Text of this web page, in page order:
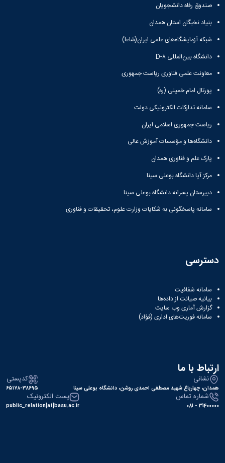
صندوق رفاه دانشجویان
بنیاد نخبگان استان همدان
شبکه آزمایشگاه‌های علمی ایران(شاعا)
دانشگاه بین‌المللی D-۸
معاونت علمی فناوری ریاست جمهوری
پورتال امام خمینی (ره)
سامانه تدارکات الکترونیکی دولت
ریاست جمهوری اسلامی ایران
دانشگاه‌ها و مؤسسات آموزش عالی
پارک علم و فناوری همدان
مرکز آپا دانشگاه بوعلی سینا
دبیرستان پسرانه دانشگاه بوعلی سینا
سامانه پاسخگوئی به شکایات وزارت علوم، تحقیقات و فناوری
دسترسی
سامانه شفافیت
بیانیه صیانت از داده‌ها
گزارش آماری وب‌ سایت
سامانه فوریت‌های اداری (فؤاد)
ارتباط با ما
نشانی
همدان، چهارباغ شهید مصطفی احمدی روشن، دانشگاه بوعلی سینا
کدپستی
۶۵۱۷۸-۳۸۶۹۵
شماره تماس
31400000 - 081
پست الکترونیک
public_relation[at]basu.ac.ir